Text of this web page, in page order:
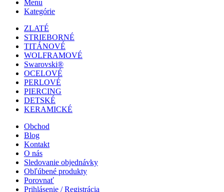
Menu
Kategórie
ZLATÉ
STRIEBORNÉ
TITÁNOVÉ
WOLFRAMOVÉ
Swarovski®
OCELOVÉ
PERLOVÉ
PIERCING
DETSKÉ
KERAMICKÉ
Obchod
Blog
Kontakt
O nás
Sledovanie objednávky
Obľúbené produkty
Porovnať
Prihlásenie / Registrácia